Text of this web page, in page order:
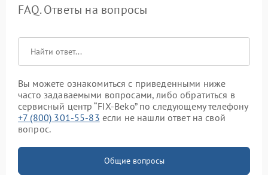
FAQ. Ответы на вопросы
Вы можете ознакомиться с приведенными ниже
часто задаваемыми вопросами, либо обратиться в
сервисный центр “FIX-Beko” по следующему телефону
+7 (800) 301-55-83 если не нашли ответ на свой
вопрос.
Общие вопросы